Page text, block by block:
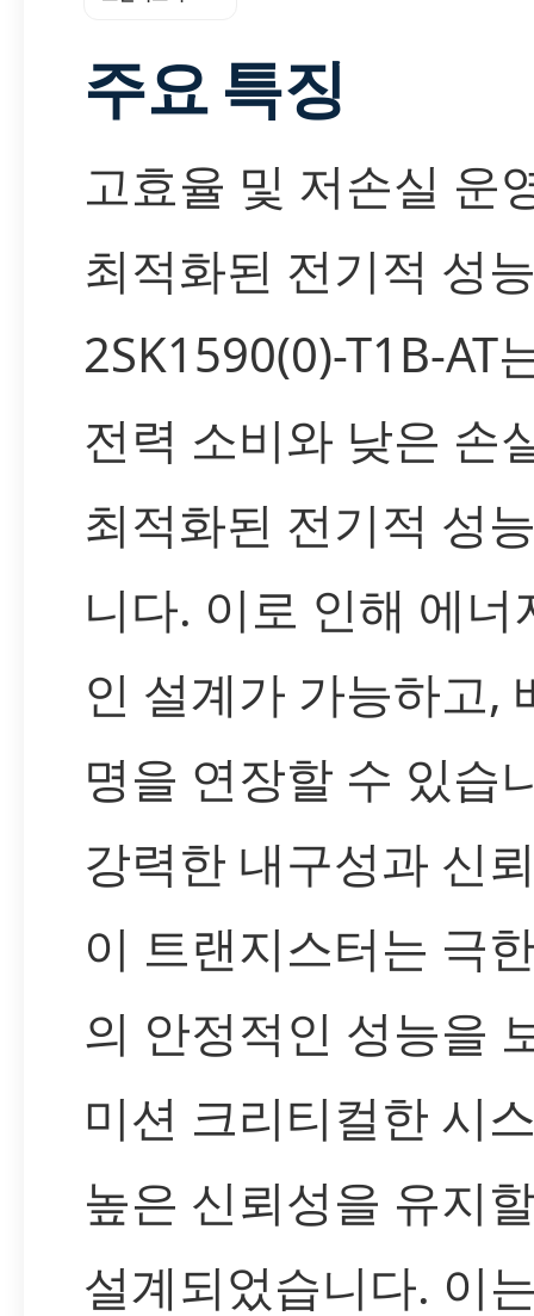
주요 특징
고효율 및 저손실 운
최적화된 전기적 성
2SK1590(0)-T1B-AT
전력 소비와 낮은 손
최적화된 전기적 성
니다. 이로 인해 에너
인 설계가 가능하고,
명을 연장할 수 있습
강력한 내구성과 신
이 트랜지스터는 극
의 안정적인 성능을
미션 크리티컬한 시
높은 신뢰성을 유지
설계되었습니다. 이